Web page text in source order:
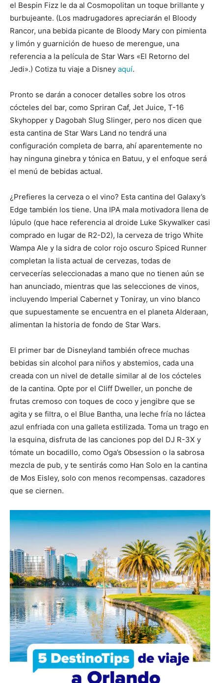
el Bespin Fizz le da al Cosmopolitan un toque brillante y
burbujeante. (Los madrugadores apreciarán el Bloody
Rancor, una bebida picante de Bloody Mary con pimienta
y limón y guarnición de hueso de merengue, una
referencia a la película de Star Wars «El Retorno del
Jedi».) Cotiza tu viaje a Disney aquí.
Pronto se darán a conocer detalles sobre los otros
cócteles del bar, como Spriran Caf, Jet Juice, T-16
Skyhopper y Dagobah Slug Slinger, pero nos dicen que
esta cantina de Star Wars Land no tendrá una
configuración completa de barra, ahí aparentemente no
hay ninguna ginebra y tónica en Batuu, y el enfoque será
el menú de bebidas actual.
¿Prefieres la cerveza o el vino? Esta cantina del Galaxy’s
Edge también los tiene. Una IPA mala motivadora llena de
lúpulo (que hace referencia al droide Luke Skywalker casi
comprado en lugar de R2-D2), la cerveza de trigo White
Wampa Ale y la sidra de color rojo oscuro Spiced Runner
completan la lista actual de cervezas, todas de
cervecerías seleccionadas a mano que no tienen aún se
han anunciado, mientras que las selecciones de vinos,
incluyendo Imperial Cabernet y Toniray, un vino blanco
que supuestamente se encuentra en el planeta Alderaan,
alimentan la historia de fondo de Star Wars.
El primer bar de Disneyland también ofrece muchas
bebidas sin alcohol para niños y abstemios, cada una
creada con un nivel de detalle similar al de los cócteles
de la cantina. Opte por el Cliff Dweller, un ponche de
frutas cremoso con toques de coco y jengibre que se
agita y se filtra, o el Blue Bantha, una leche fría no láctea
azul enfriada con una galleta estilizada. Toma un trago en
la esquina, disfruta de las canciones pop del DJ R-3X y
tómate un bocadillo, como Oga’s Obsession o la sabrosa
mezcla de pub, y te sentirás como Han Solo en la cantina
de Mos Eisley, solo con menos recompensas. cazadores
que se ciernen.